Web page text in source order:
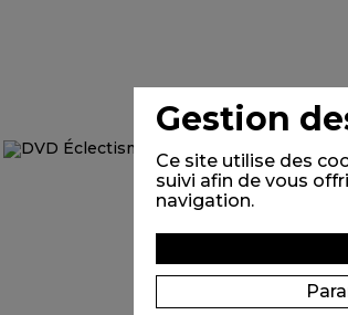
Gestion
Ce site utilise des
suivi afin de vous
navigation.